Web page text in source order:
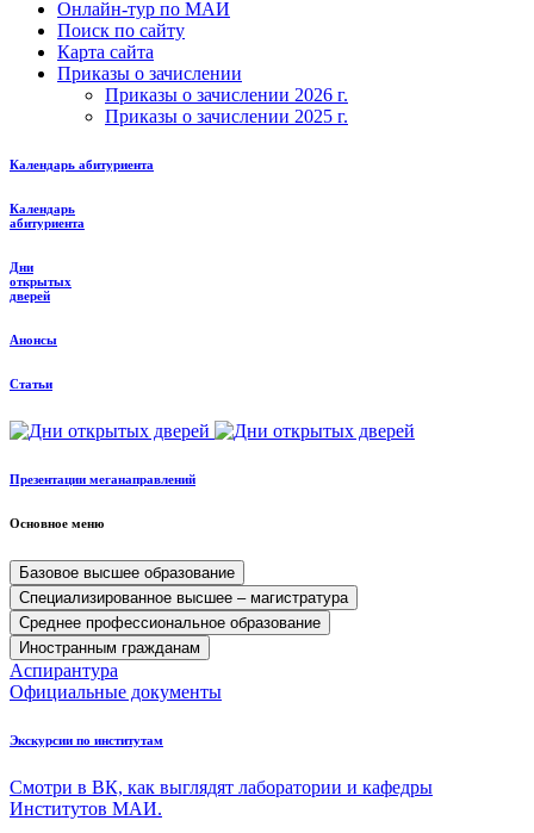
Онлайн-тур по МАИ
Поиск по сайту
Карта сайта
Приказы о зачислении
Приказы о зачислении 2026 г.
Приказы о зачислении 2025 г.
Календарь абитуриента
Календарь
абитуриента
Дни
открытых
дверей
Анонсы
Статьи
Презентации меганаправлений
Основное меню
Базовое высшее образование
Специализированное высшее – магистратура
Среднее профессиональное образование
Иностранным гражданам
Аспирантура
Официальные документы
Экскурсии по институтам
Смотри в ВК, как выглядят лаборатории и кафедры
Институтов МАИ.